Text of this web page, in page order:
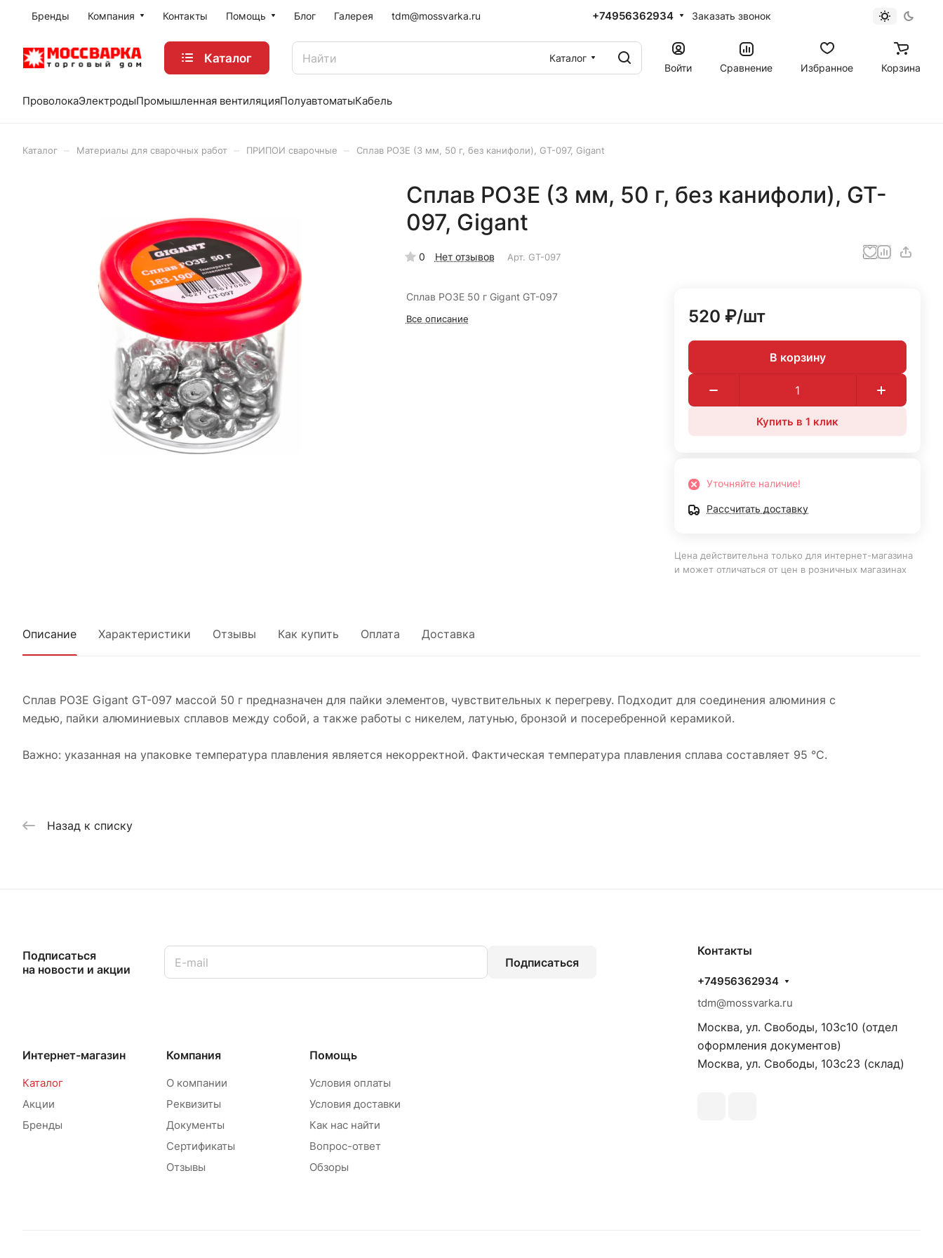
Бренды Компания Контакты Помощь Блог Галерея tdm@mossvarka.ru +74956362934 Заказать звонок
Каталог
Каталог
Войти
Сравнение Избранное Корзина
ПроволокаЭлектродыПромышленная вентиляцияПолуавтоматыКабель
Каталог Материалы для сварочных работ ПРИПОИ сварочные Сплав РОЗЕ (3 мм, 50 г, без канифоли), GT-097, Gigant
Сплав РОЗЕ (3 мм, 50 г, без канифоли), GT-
097, Gigant
0 Нет отзывов Арт. GT-097
Сплав РОЗЕ 50 г Gigant GT-097
Все описание 520 ₽/шт
В корзину
Купить в 1 клик
Уточняйте наличие!
Рассчитать доставку
Цена действительна только для интернет-магазина
и может отличаться от цен в розничных магазинах
Описание Характеристики Отзывы Как купить Оплата Доставка
Сплав РОЗЕ Gigant GT-097 массой 50 г предназначен для пайки элементов, чувствительных к перегреву. Подходит для соединения алюминия с
медью, пайки алюминиевых сплавов между собой, а также работы с никелем, латунью, бронзой и посеребренной керамикой.
Важно: указанная на упаковке температура плавления является некорректной. Фактическая температура плавления сплава составляет 95 °C.
Назад к списку
Подписаться
на новости и акции
Подписаться
Интернет-магазин
Каталог
Акции
Бренды
Компания
О компании
Реквизиты
Документы
Сертификаты
Отзывы
Помощь
Условия оплаты
Условия доставки
Как нас найти
Вопрос-ответ
Обзоры
Контакты
+74956362934
tdm@mossvarka.ru
Москва, ул. Свободы, 103с10 (отдел
оформления документов)
Москва, ул. Свободы, 103с23 (склад)